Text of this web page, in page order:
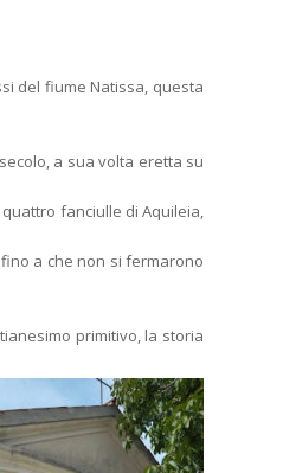
del fiume Natissa, questa
a sua volta eretta su
fanciulle di Aquileia,
a che non si fermarono
primitivo, la storia